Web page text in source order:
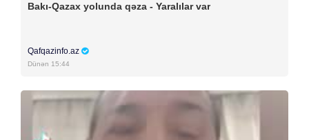
Bakı-Qazax yolunda qəza - Yaralılar var
Qafqazinfo.az
Dünən 15:44